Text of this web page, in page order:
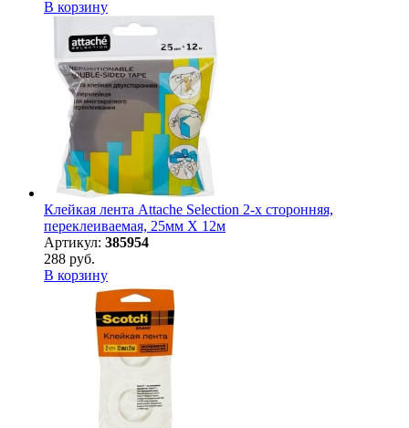
В корзину
Клейкая лента Attache Selection 2-х сторонняя,
переклеиваемая, 25мм Х 12м
Артикул: 385954
288 руб.
В корзину